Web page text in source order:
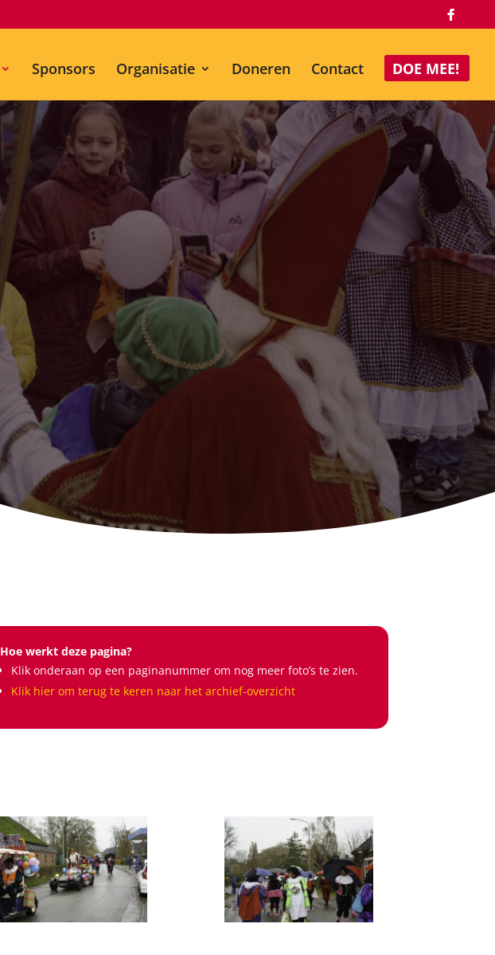
Sponsors Organisatie Doneren Contact DOE MEE!
Hoe werkt deze pagina?
Klik onderaan op een paginanummer om nog meer foto’s te zien.
Klik hier om terug te keren naar het archief-overzicht